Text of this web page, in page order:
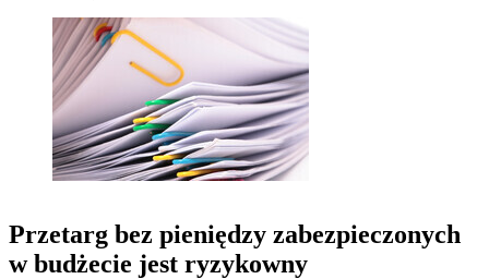
Przetarg bez pieniędzy zabezpieczonych
w budżecie jest ryzykowny